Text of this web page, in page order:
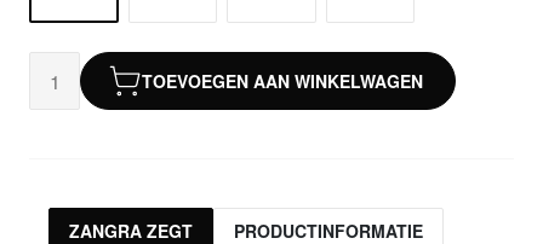
TOEVOEGEN AAN WINKELWAGEN
ZANGRA ZEGT PRODUCTINFORMATIE